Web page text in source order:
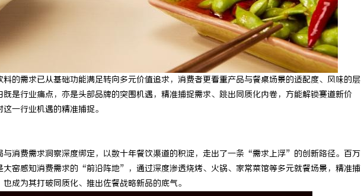
料的需求已从基础功能满足转向多元价值追求，消费者更看重产品与餐桌场景的适配度、风味的层
是行业痛点，亦是头部品牌的突围机遇，精准捕捉需求、跳出同质化内卷，方能解锁赛道新价
一行业机遇的精准捕捉。
与消费需求洞察深度绑定，以数十年餐饮渠道的积淀，走出了一条“需求上浮”的创新路径。百万
大窑感知消费需求的“前沿阵地”，通过深度渗透烧烤、火锅、家常菜馆等多元就餐场景，精准捕
成为其打破同质化、推出佐餐战略新品的底气。